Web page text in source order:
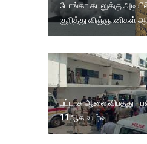
டோங்கா கடலுக்கு
குறித்து விஞ்ஞானிகள்
பட்டாசு ஆலை விபத்து
11ஆக உயர்வு